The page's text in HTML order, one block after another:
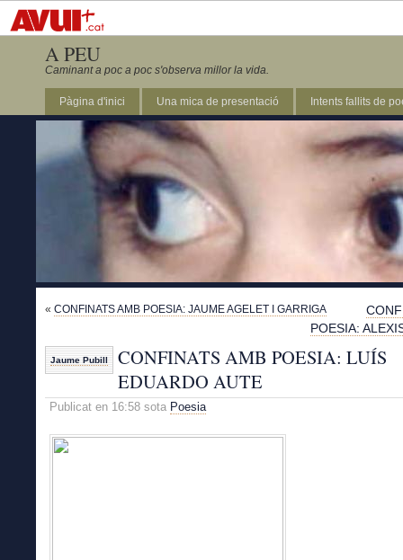
A PEU
Caminant a poc a poc s'observa millor la vida.
Pàgina d'inici Una mica de presentació Intents fallits de
« CONFINATS AMB POESIA: JAUME AGELET I GARRIGA
POESIA:
Jaume Pubill
CONFINATS AMB POESIA: LUÍS
EDUARDO AUTE
Publicat en 16:58 sota Poesia